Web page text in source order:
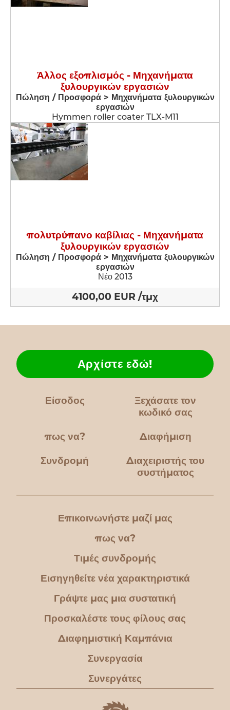
Άλλος εξοπλισμός - Μηχανήματα
ξυλουργικών εργασιών
Πώληση / Προσφορά > Μηχανήματα ξυλουργικών
εργασιών
Hymmen roller coater TLX-M11
πολυτρύπανο καβίλιας - Μηχανήματα
ξυλουργικών εργασιών
Πώληση / Προσφορά > Μηχανήματα ξυλουργικών
εργασιών
Νέο 2013
4100,00 EUR /τμχ
Είσοδος
Ξεχάσατε τον
κωδικό σας
πως να?
Αρχίστε εδώ!
Διαφήμιση
Συνδρομή
Διαχειριστής του
συστήματος
Επικοινωνήστε μαζί μας
πως να?
Τιμές συνδρομής
Εισηγηθείτε νέα χαρακτηριστικά
Γράψτε μας μια συστατική
Προσκαλέστε τους φίλους σας
Διαφημιστική Καμπάνια
Συνεργασία
Συνεργάτες